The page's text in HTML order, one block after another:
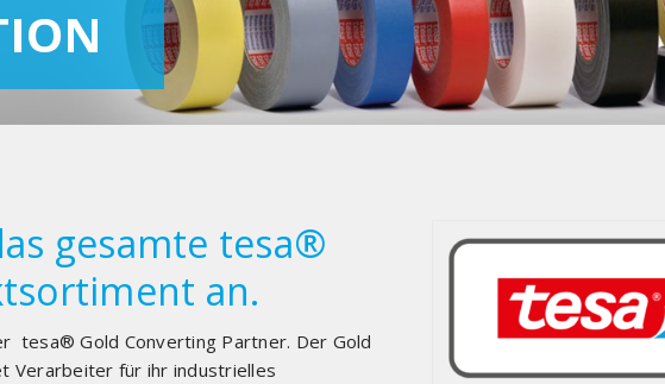
gesamte tesa®
an.
tesa® Gold Converting Partner. Der Gold
Verarbeiter für ihr industrielles